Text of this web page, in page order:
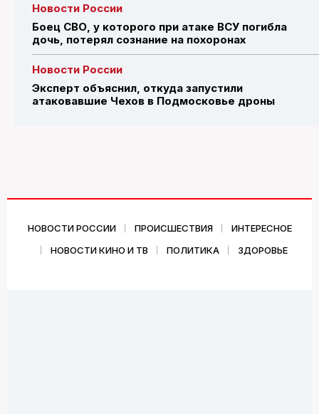
Новости России
Боец СВО, у которого при атаке ВСУ погибла
дочь, потерял сознание на похоронах
Новости России
Эксперт объяснил, откуда запустили
атаковавшие Чехов в Подмосковье дроны
НОВОСТИ РОССИИ ПРОИСШЕСТВИЯ
ИНТЕРЕСНОЕ
НОВОСТИ КИНО И ТВ
ПОЛИТИКА ЗДОРОВЬЕ